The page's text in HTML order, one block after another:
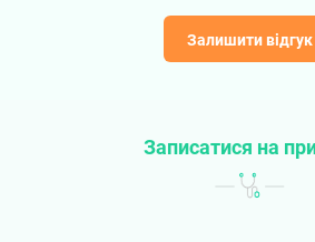
Залишити відгук
Записатися на